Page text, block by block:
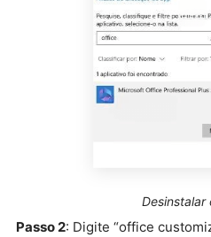
Desinstalar
Passo 2: Digite “office